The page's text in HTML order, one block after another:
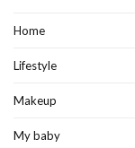
Home
Lifestyle
Makeup
My baby